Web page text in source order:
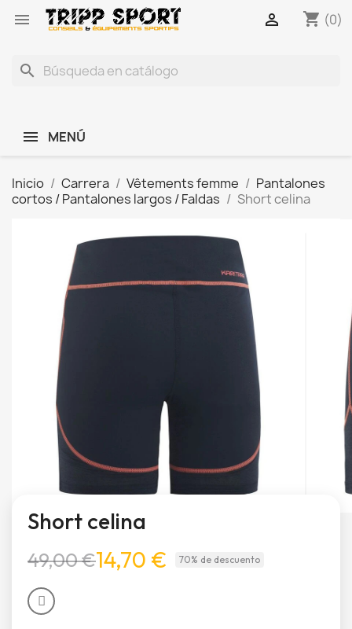
 shopping_cart (0)

search
MENÚ
Inicio Carrera Vêtements femme
Pantalones
cortos / Pantalones largos / Faldas
Short celina
Short celina
49,00 €14,70 € 70% de descuento